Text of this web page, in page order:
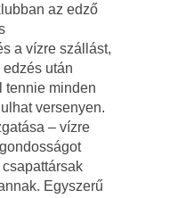
az edző
a vízre szállást,
után
tennie minden
versenyen.
– vízre
Egyszerű